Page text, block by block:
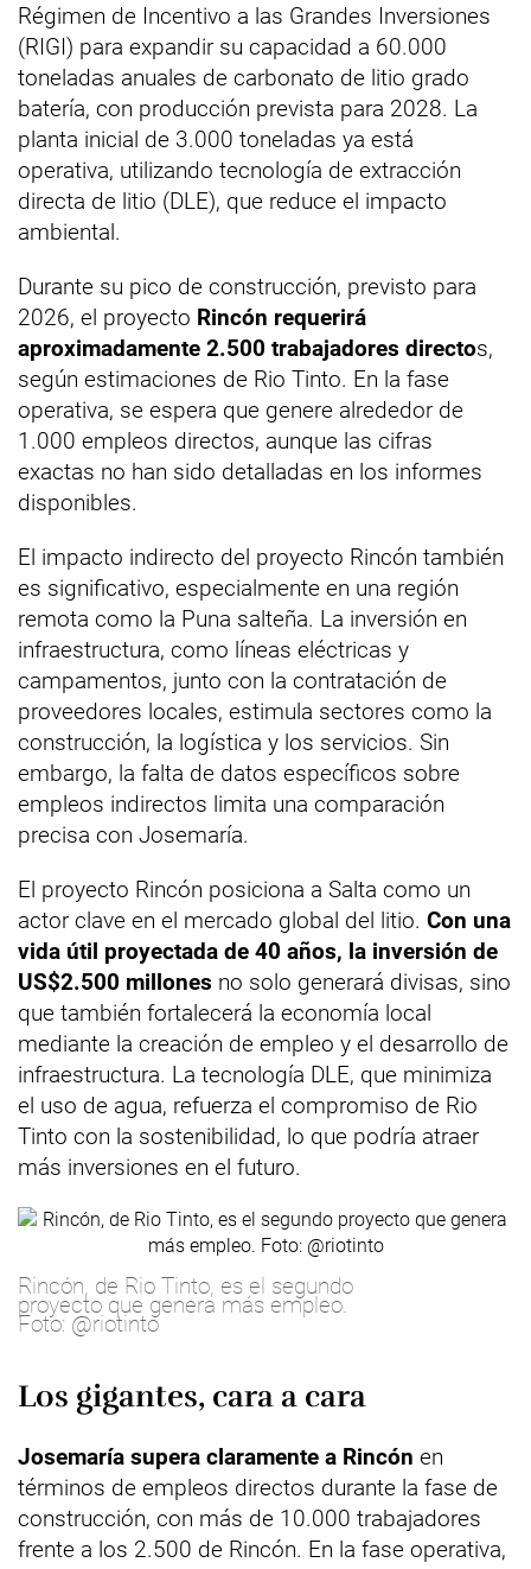
Régimen de Incentivo a las Grandes Inversiones
(RIGI) para expandir su capacidad a 60.000
toneladas anuales de carbonato de litio grado
batería, con producción prevista para 2028. La
planta inicial de 3.000 toneladas ya está
operativa, utilizando tecnología de extracción
directa de litio (DLE), que reduce el impacto
ambiental.
Durante su pico de construcción, previsto para
2026, el proyecto Rincón requerirá
aproximadamente 2.500 trabajadores directos,
según estimaciones de Rio Tinto. En la fase
operativa, se espera que genere alrededor de
1.000 empleos directos, aunque las cifras
exactas no han sido detalladas en los informes
disponibles.
El impacto indirecto del proyecto Rincón también
es significativo, especialmente en una región
remota como la Puna salteña. La inversión en
infraestructura, como líneas eléctricas y
campamentos, junto con la contratación de
proveedores locales, estimula sectores como la
construcción, la logística y los servicios. Sin
embargo, la falta de datos específicos sobre
empleos indirectos limita una comparación
precisa con Josemaría.
El proyecto Rincón posiciona a Salta como un
actor clave en el mercado global del litio. Con una
vida útil proyectada de 40 años, la inversión de
US$2.500 millones no solo generará divisas, sino
que también fortalecerá la economía local
mediante la creación de empleo y el desarrollo de
infraestructura. La tecnología DLE, que minimiza
el uso de agua, refuerza el compromiso de Rio
Tinto con la sostenibilidad, lo que podría atraer
más inversiones en el futuro.
Rincón, de Rio Tinto, es el segundo
proyecto que genera más empleo.
Foto: @riotinto
Los gigantes, cara a cara
Josemaría supera claramente a Rincón en
términos de empleos directos durante la fase de
construcción, con más de 10.000 trabajadores
frente a los 2.500 de Rincón. En la fase operativa,